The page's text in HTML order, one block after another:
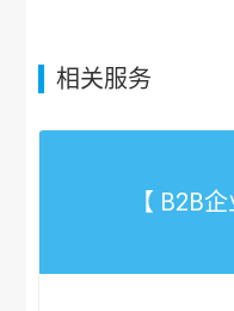
相关服务
【 B2B